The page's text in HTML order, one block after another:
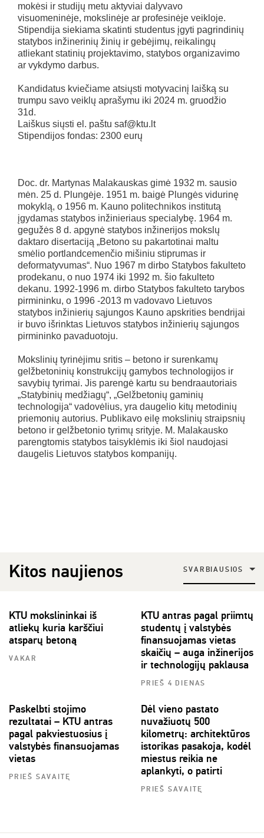
mokėsi ir studijų metu aktyviai dalyvavo
visuomeninėje, mokslinėje ar profesinėje veikloje.
Stipendija siekiama skatinti studentus įgyti pagrindinių
statybos inžinerinių žinių ir gebėjimų, reikalingų
atliekant statinių projektavimo, statybos organizavimo
ar vykdymo darbus.
Kandidatus kviečiame atsiųsti motyvacinį laišką su
trumpu savo veiklų aprašymu iki 2024 m. gruodžio
31d.
Laiškus siųsti el. paštu saf@ktu.lt
Stipendijos fondas: 2300 eurų
Doc. dr. Martynas Malakauskas gimė 1932 m. sausio
mėn. 25 d. Plungėje. 1951 m. baigė Plungės vidurinę
mokyklą, o 1956 m. Kauno politechnikos institutą
įgydamas statybos inžinieriaus specialybę. 1964 m.
gegužės 8 d. apgynė statybos inžinerijos mokslų
daktaro disertaciją „Betono su pakartotinai maltu
smėlio portlandcemenčio mišiniu stiprumas ir
deformatyvumas“. Nuo 1967 m dirbo Statybos fakulteto
prodekanu, o nuo 1974 iki 1992 m. šio fakulteto
dekanu. 1992-1996 m. dirbo Statybos fakulteto tarybos
pirmininku, o 1996 -2013 m vadovavo Lietuvos
statybos inžinierių sąjungos Kauno apskrities bendrijai
ir buvo išrinktas Lietuvos statybos inžinierių sąjungos
pirmininko pavaduotoju.
Mokslinių tyrinėjimu sritis – betono ir surenkamų
gelžbetoninių konstrukcijų gamybos technologijos ir
savybių tyrimai. Jis parengė kartu su bendraautoriais
„Statybinių medžiagų“, „Gelžbetonių gaminių
technologija“ vadovėlius, yra daugelio kitų metodinių
priemonių autorius. Publikavo eilę mokslinių straipsnių
betono ir gelžbetonio tyrimų srityje. M. Malakausko
parengtomis statybos taisyklėmis iki šiol naudojasi
daugelis Lietuvos statybos kompanijų.
Kitos naujienos SVARBIAUSIOS
KTU mokslininkai iš
atliekų kuria karščiui
atsparų betoną
VAKAR
KTU antras pagal priimtų
studentų į valstybės
finansuojamas vietas
skaičių – auga inžinerijos
ir technologijų paklausa
PRIEŠ 4 DIENAS
Paskelbti stojimo
rezultatai – KTU antras
pagal pakviestuosius į
valstybės finansuojamas
vietas
PRIEŠ SAVAITĘ
Dėl vieno pastato
nuvažiuotų 500
kilometrų: architektūros
istorikas pasakoja, kodėl
miestus reikia ne
aplankyti, o patirti
PRIEŠ SAVAITĘ